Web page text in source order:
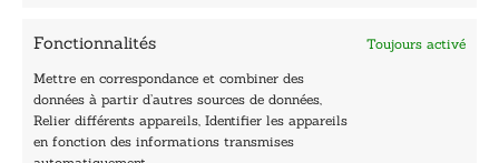
Fonctionnalités Toujours activé
Mettre en correspondance et combiner des
données à partir d’autres sources de données,
Relier différents appareils, Identifier les appareils
en fonction des informations transmises
Les Plumes du Lys Bleu
Prix sciences humaines et sociales
Nos collections
Nos auteurs
Catalogue